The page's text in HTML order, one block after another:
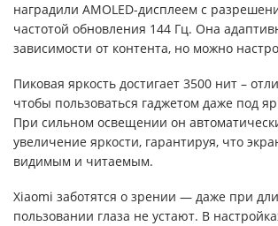
наградили AMOLED-дисплеем с
частотой обновления 144 Гц. Она
зависимости от контента, но можно
Пиковая яркость достигает 3500 нит –
чтобы пользоваться гаджетом даже под
При сильном освещении он
увеличение яркости, гарантируя, что
видимым и читаемым.
Xiaomi заботятся о зрении — даже при
пользовании глаза не устают. В